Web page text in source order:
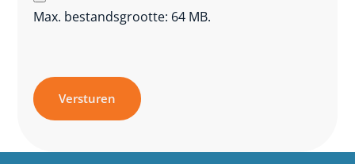
Max. bestandsgrootte: 64 MB.
Versturen